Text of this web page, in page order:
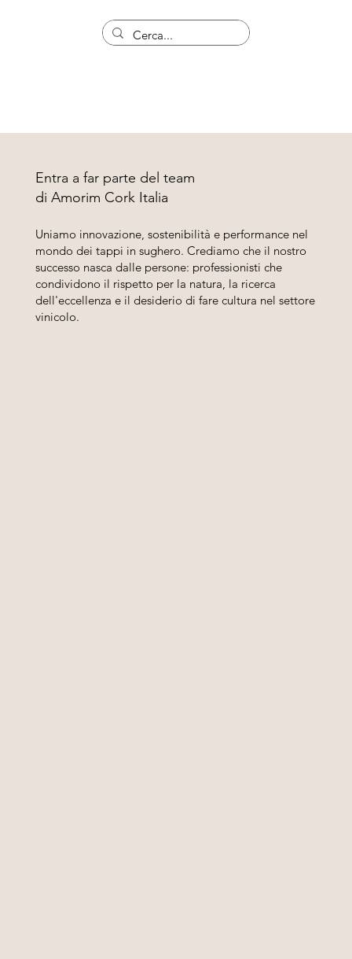
Entra a far parte del team
di Amorim Cork Italia
Uniamo innovazione, sostenibilità e performance nel
mondo dei tappi in sughero. Crediamo che il nostro
successo nasca dalle persone: professionisti che
condividono il rispetto per la natura, la ricerca
dell'eccellenza e il desiderio di fare cultura nel settore
vinicolo.